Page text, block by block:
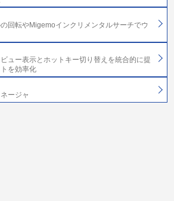
回転やMigemoインクリメンタルサーチでウ
ュー表示とホットキー切り替えを統合的に提
を効率化
ージャ